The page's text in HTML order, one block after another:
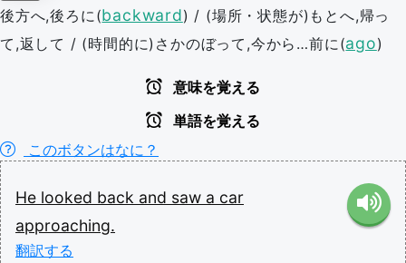
後方へ,後ろに(backward) / (場所・状態が)もとへ,帰っ
て,返して / (時間的に)さかのぼって,今から…前に(ago)
意味を覚える
単語を覚える
このボタンはなに？
He looked back and saw a car
approaching.
翻訳する